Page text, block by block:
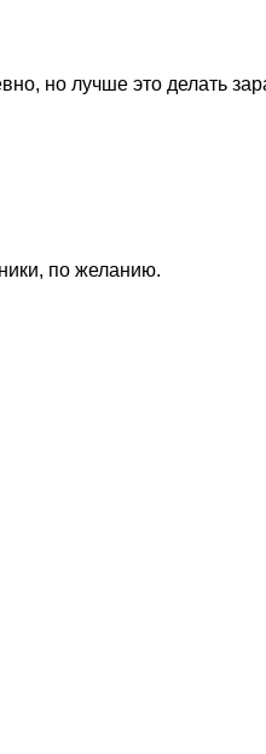
но лучше это делать
по желанию.